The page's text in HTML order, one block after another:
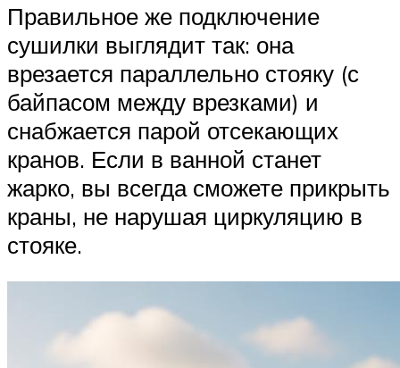
Правильное же подключение
сушилки выглядит так: она
врезается параллельно стояку (с
байпасом между врезками) и
снабжается парой отсекающих
кранов. Если в ванной станет
жарко, вы всегда сможете прикрыть
краны, не нарушая циркуляцию в
стояке.